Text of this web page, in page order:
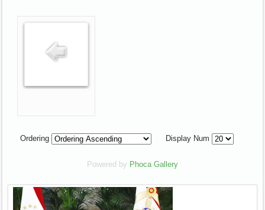
Ordering Display Num
Powered by Phoca Gallery